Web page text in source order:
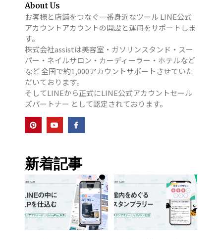
About Us
お客様と店舗をつなぐ一番身近なツール LINE公式
アカウントアカウントの開設と運用をサポートしま
す。
株式会社assistは美容室・ガソリンスタンド・スー
パー・ネイルサロン・カーディーラー・ホテルなど
など 全国で約1,000アカウントサポートさせていた
だいております。
そしてLINEから正式にLINE公式アカウントセール
ズパートナー として認定されております。
新着記事